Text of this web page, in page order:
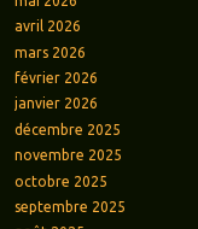
avril 2026
mars 2026
février 2026
janvier 2026
décembre 2025
novembre 2025
octobre 2025
septembre 2025